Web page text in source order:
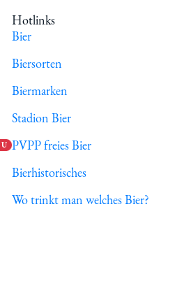
Hotlinks
Bier
Biersorten
Biermarken
Stadion Bier
PVPP freies Bier
Bierhistorisches
Wo trinkt man welches Bier?